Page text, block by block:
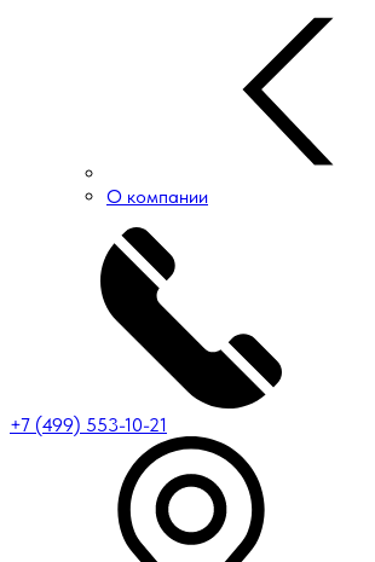
О компании
+7 (499) 553-10-21